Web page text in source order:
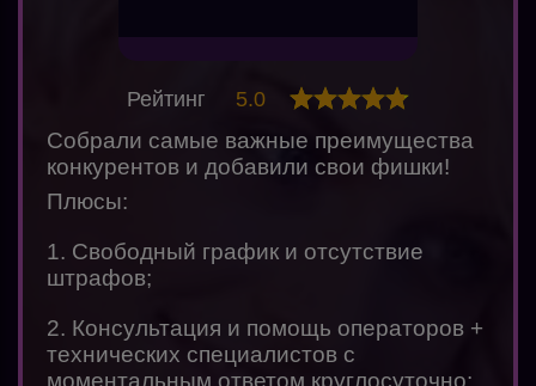
Собрали самые важные преимущества
конкурентов и добавили свои фишки!
Плюсы:
1. Свободный график и отсутствие
штрафов;
2. Консультация и помощь операторов +
технических специалистов с
моментальным ответом круглосуточно;
Рейтинг 5.0